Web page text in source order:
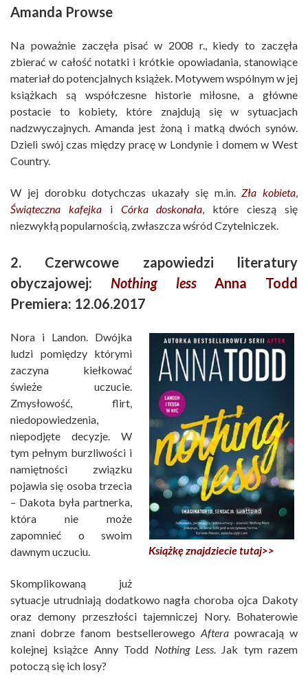
Amanda Prowse
Na poważnie zaczęła pisać w 2008 r., kiedy to zaczęła
zbierać w całość notatki i krótkie opowiadania, stanowiące
materiał do potencjalnych książek. Motywem wspólnym w jej
książkach są współczesne historie miłosne, a główne
postacie to kobiety, które znajdują się w sytuacjach
nadzwyczajnych. Amanda jest żoną i matką dwóch synów.
Dzieli swój czas między pracę w Londynie i domem w West
Country.
W jej dorobku dotychczas ukazały się m.in.Zła kobieta,
Świąteczna kafejkai Córka doskonała, które cieszą się
niezwykłą popularnością, zwłaszcza wśród Czytelniczek.
2. Czerwcowe zapowiedzi literatury
obyczajowej: Nothing lessAnna Todd
Premiera: 12.06.2017
Książkę znajdziecie tutaj>>
Nora i Landon. Dwójka
ludzi pomiędzy którymi
zaczyna kiełkować
świeże uczucie.
Zmysłowość, flirt,
niedopowiedzenia,
niepodjęte decyzje. W
tym pełnym burzliwości i
namiętności związku
pojawia się osoba trzecia
– Dakota była partnerka,
która nie może
zapomnieć o swoim
dawnym uczuciu.
Skomplikowaną już
sytuacje utrudniają dodatkowo nagła choroba ojca Dakoty
oraz demony przeszłości tajemniczej Nory. Bohaterowie
znani dobrze fanom bestsellerowego Aftera powracają w
kolejnej książce Anny Todd Nothing Less. Jak tym razem
potoczą się ich losy?